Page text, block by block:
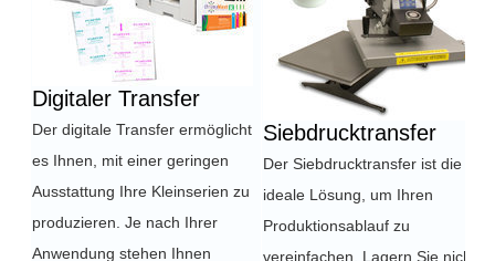
Digitaler Transfer
Der digitale Transfer ermöglicht
es Ihnen, mit einer geringen
Ausstattung Ihre Kleinserien zu
produzieren. Je nach Ihrer
Anwendung stehen Ihnen
Siebdrucktransfer
Der Siebdrucktransfer ist die
ideale Lösung, um Ihren
Produktionsablauf zu
vereinfachen. Lagern Sie nicht